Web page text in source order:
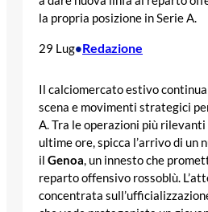
la propria posizione in Serie A.
29 Lug•Redazione
Il calciomercato estivo
scena e movimenti strategici
A. Tra le operazioni più
ultime ore, spicca l’arrivo di un
il Genoa, un innesto che
reparto offensivo rossoblù.
concentrata